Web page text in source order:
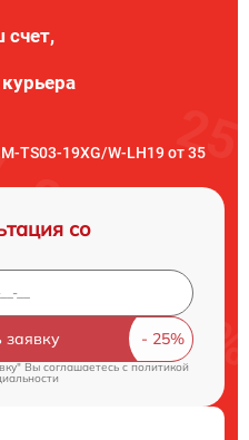
счет,
TS03-19XG/W-LH19 от 35
со
заявку
Вы соглашаетесь cполитикой